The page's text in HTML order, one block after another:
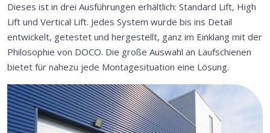
Dieses ist in drei Ausführungen erhältlich: Standard Lift, High
Lift und Vertical Lift. Jedes System wurde bis ins Detail
entwickelt, getestet und hergestellt, ganz im Einklang mit der
Philosophie von DOCO. Die große Auswahl an Laufschienen
bietet für nahezu jede Montagesituation eine Lösung.